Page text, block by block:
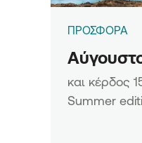
ΠΡΟΣΦΟΡΑ
και κέρδος
Summer